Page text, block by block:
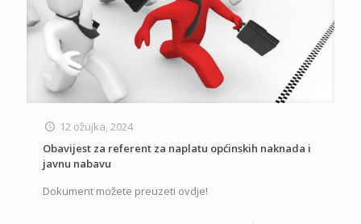
12 ožujka, 2024
Obavijest za referent za naplatu općinskih naknada i
javnu nabavu
Dokument možete preuzeti ovdje!